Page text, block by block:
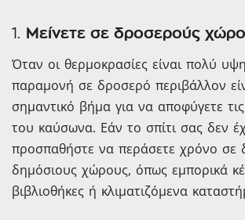
1. Μείνετε σε δροσερούς
Όταν οι θερμοκρασίες είναι πολύ
παραμονή σε δροσερό περιβάλλον
σημαντικό βήμα για να αποφύγετε
του καύσωνα. Εάν το σπίτι σας δεν
προσπαθήστε να περάσετε χρόνο σε
δημόσιους χώρους, όπως εμπορικά
βιβλιοθήκες ή κλιματιζόμενα